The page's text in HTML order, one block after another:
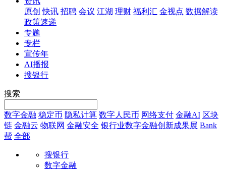
原创 快讯 招聘 会议 江湖 理财 福利汇 金视点 数据解读
政策速递
专题
专栏
宣传年
AI播报
搜银行
搜索
数字金融 稳定币 隐私计算 数字人民币 网络支付 金融AI 区块
链 金融云 物联网 金融安全 银行业数字金融创新成果展 Bank
帮 全部
搜银行
数字金融